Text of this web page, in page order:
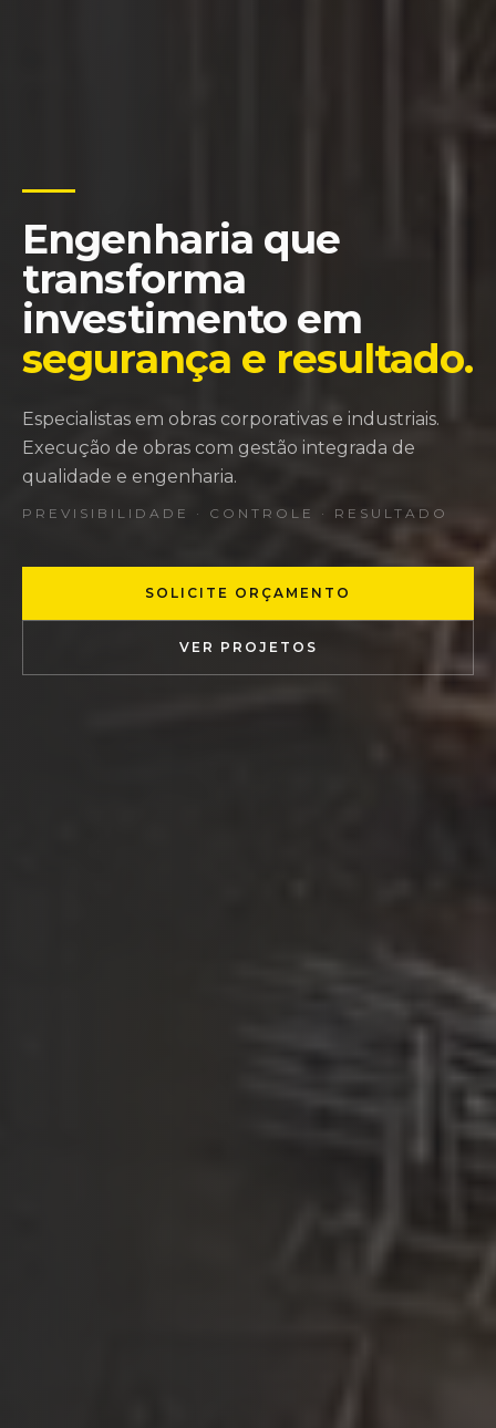
Engenharia que
transforma
investimento em
segurança e resultado.
Especialistas em obras corporativas e industriais.
Execução de obras com gestão integrada de
qualidade e engenharia.
PREVISIBILIDADE · CONTROLE · RESULTADO
SOLICITE ORÇAMENTO
VER PROJETOS